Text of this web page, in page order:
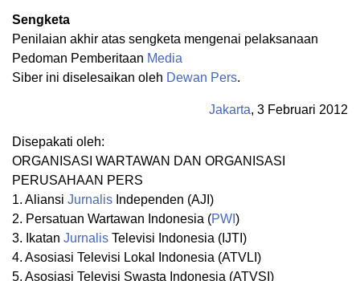
Sengketa
Penilaian akhir atas sengketa mengenai pelaksanaan
Pedoman Pemberitaan Media
Siber ini diselesaikan oleh Dewan Pers.
Jakarta, 3 Februari 2012
Disepakati oleh:
ORGANISASI WARTAWAN DAN ORGANISASI
PERUSAHAAN PERS
1. Aliansi Jurnalis Independen (AJI)
2. Persatuan Wartawan Indonesia (PWI )
3. Ikatan Jurnalis Televisi Indonesia (IJTI)
4. Asosiasi Televisi Lokal Indonesia (ATVLI)
5. Asosiasi Televisi Swasta Indonesia (ATVSI)